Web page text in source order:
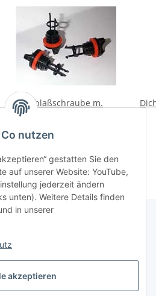
Ablaßschraube m.
nutzen
gestatten Sie den
auf unserer Website: YouTube,
jederzeit ändern
unten). Weitere Details finden
in unserer
akzeptieren